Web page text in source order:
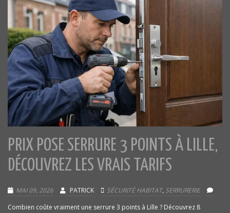
PRIX POSE SERRURE 3 POINTS À LILLE,
DÉCOUVREZ LES VRAIS TARIFS
MAI 09, 2026 PATRICK SÉCURITÉ HABITAT, SERRURERIE
Combien coûte vraiment une serrure 3 points à Lille ? Découvrez 8